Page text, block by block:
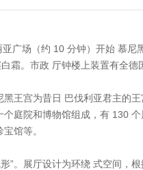
广场（约 10 分钟）开始 慕
霜。市政 厅钟楼上装置有全
王宫为昔日 巴伐利亚君主的
庭院和博物馆组成，有 130
馆等。
。展厅设计为环绕 式空间，